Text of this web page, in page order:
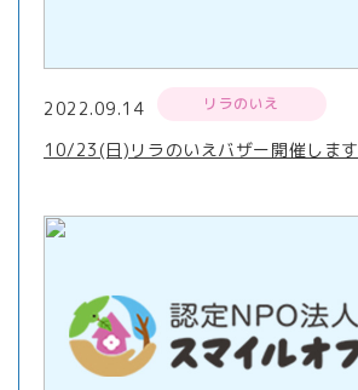
2022.09.14 リラのいえ
10/23(日)リラのいえバザー開催します